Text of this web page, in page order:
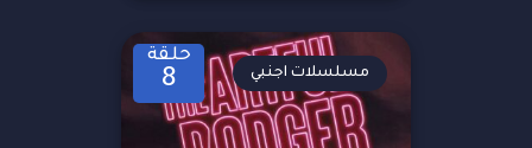
حلقة
8 مسلسلات اجنبي